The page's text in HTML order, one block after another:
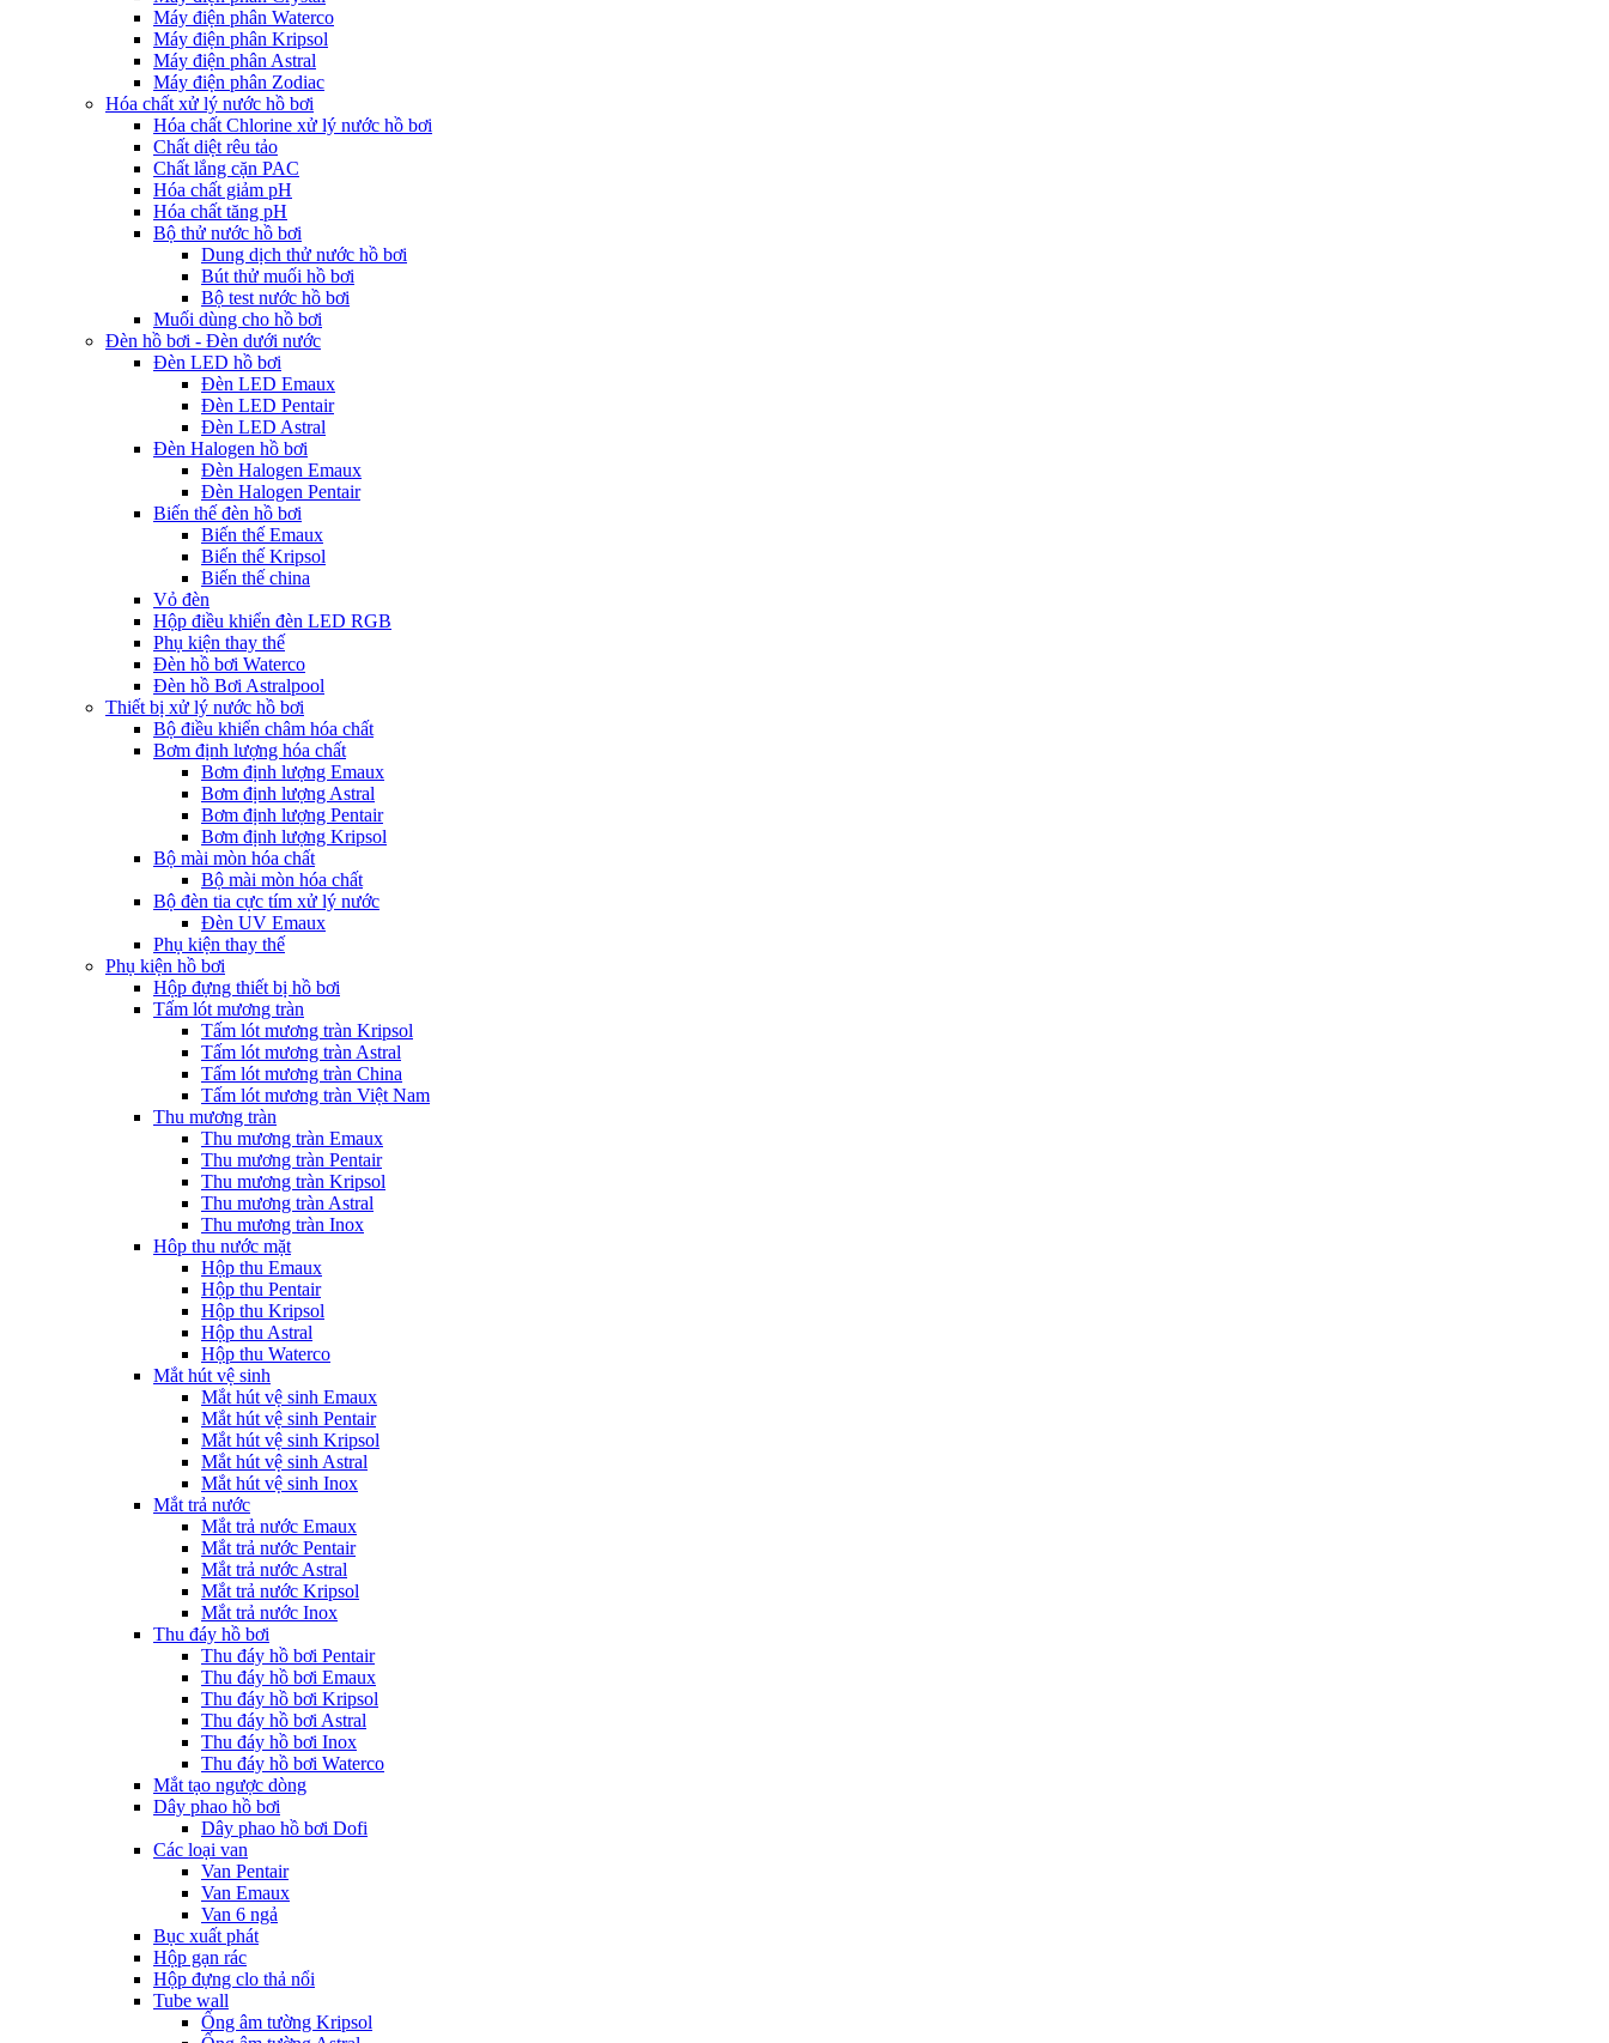
Máy điện phân Waterco
Máy điện phân Kripsol
Máy điện phân Astral
Máy điện phân Zodiac
Hóa chất xử lý nước hồ bơi
Hóa chất Chlorine xử lý nước hồ bơi
Chất diệt rêu tảo
Chất lắng cặn PAC
Hóa chất giảm pH
Hóa chất tăng pH
Bộ thử nước hồ bơi
Dung dịch thử nước hồ bơi
Bút thử muối hồ bơi
Bộ test nước hồ bơi
Muối dùng cho hồ bơi
Đèn hồ bơi - Đèn dưới nước
Đèn LED hồ bơi
Đèn LED Emaux
Đèn LED Pentair
Đèn LED Astral
Đèn Halogen hồ bơi
Đèn Halogen Emaux
Đèn Halogen Pentair
Biến thế đèn hồ bơi
Biến thế Emaux
Biến thế Kripsol
Biến thế china
Vỏ đèn
Hộp điều khiển đèn LED RGB
Phụ kiện thay thế
Đèn hồ bơi Waterco
Đèn hồ Bơi Astralpool
Thiết bị xử lý nước hồ bơi
Bộ điều khiển châm hóa chất
Bơm định lượng hóa chất
Bơm định lượng Emaux
Bơm định lượng Astral
Bơm định lượng Pentair
Bơm định lượng Kripsol
Bộ mài mòn hóa chất
Bộ mài mòn hóa chất
Bộ đèn tia cực tím xử lý nước
Đèn UV Emaux
Phụ kiện thay thế
Phụ kiện hồ bơi
Hộp đựng thiết bị hồ bơi
Tấm lót mương tràn
Tấm lót mương tràn Kripsol
Tấm lót mương tràn Astral
Tấm lót mương tràn China
Tấm lót mương tràn Việt Nam
Thu mương tràn
Thu mương tràn Emaux
Thu mương tràn Pentair
Thu mương tràn Kripsol
Thu mương tràn Astral
Thu mương tràn Inox
Hôp thu nước mặt
Hộp thu Emaux
Hộp thu Pentair
Hộp thu Kripsol
Hộp thu Astral
Hộp thu Waterco
Mắt hút vệ sinh
Mắt hút vệ sinh Emaux
Mắt hút vệ sinh Pentair
Mắt hút vệ sinh Kripsol
Mắt hút vệ sinh Astral
Mắt hút vệ sinh Inox
Mắt trả nước
Mắt trả nước Emaux
Mắt trả nước Pentair
Mắt trả nước Astral
Mắt trả nước Kripsol
Mắt trả nước Inox
Thu đáy hồ bơi
Thu đáy hồ bơi Pentair
Thu đáy hồ bơi Emaux
Thu đáy hồ bơi Kripsol
Thu đáy hồ bơi Astral
Thu đáy hồ bơi Inox
Thu đáy hồ bơi Waterco
Mắt tạo ngược dòng
Dây phao hồ bơi
Dây phao hồ bơi Dofi
Các loại van
Van Pentair
Van Emaux
Van 6 ngả
Bục xuất phát
Hộp gạn rác
Hộp đựng clo thả nổi
Tube wall
Ống âm tường Kripsol